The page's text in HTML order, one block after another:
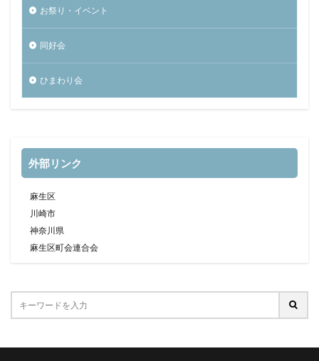
お祭り・イベント
同好会
ひまわり会
外部リンク
麻生区
川崎市
神奈川県
麻生区町会連合会